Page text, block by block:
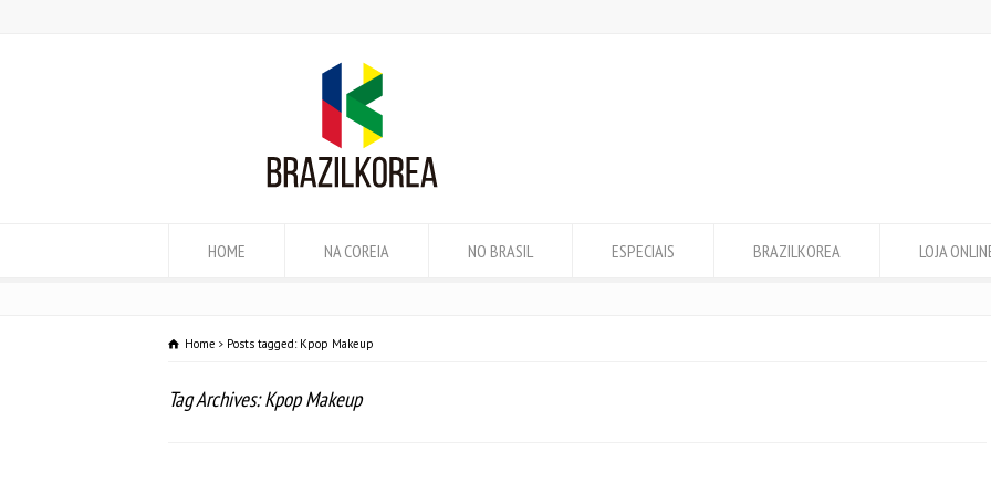
HOME NA COREIA NO BRASIL ESPECIAIS BRAZILKOREA LOJA
Home Posts tagged: Kpop Makeup
Tag Archives: Kpop Makeup